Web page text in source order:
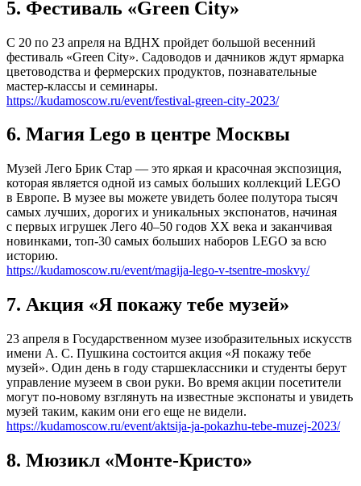
5. Фестиваль «Green City»
С 20 по 23 апреля на ВДНХ пройдет большой весенний
фестиваль «Green City». Садоводов и дачников ждут ярмарка
цветоводства и фермерских продуктов, познавательные
мастер-классы и семинары.
https://kudamoscow.ru/event/festival-green-city-2023/
6. Магия Lego в центре Москвы
Музей Лего Брик Стар — это яркая и красочная экспозиция,
которая является одной из самых больших коллекций LEGO
в Европе. В музее вы можете увидеть более полутора тысяч
самых лучших, дорогих и уникальных экспонатов, начиная
с первых игрушек Лего 40–50 годов XX века и заканчивая
новинками, топ-30 самых больших наборов LEGO за всю
историю.
https://kudamoscow.ru/event/magija-lego-v-tsentre-moskvy/
7. Акция «Я покажу тебе музей»
23 апреля в Государственном музее изобразительных искусств
имени А. С. Пушкина состоится акция «Я покажу тебе
музей». Один день в году старшеклассники и студенты берут
управление музеем в свои руки. Во время акции посетители
могут по-новому взглянуть на известные экспонаты и увидеть
музей таким, каким они его еще не видели.
https://kudamoscow.ru/event/aktsija-ja-pokazhu-tebe-muzej-2023/
8. Мюзикл «Монте-Кристо»